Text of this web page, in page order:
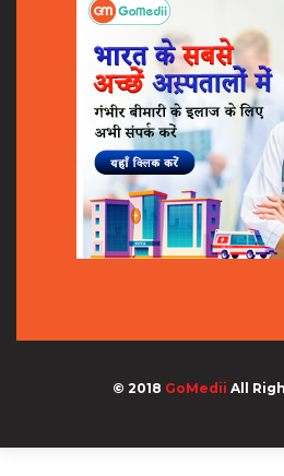
© 2018 GoMedii All